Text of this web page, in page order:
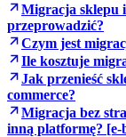
Migracja sklepu
przeprowadzić?
Czym jest
Ile kosztuje
Jak przenieść
commerce?
Migracja bez
inną platformę? [e-